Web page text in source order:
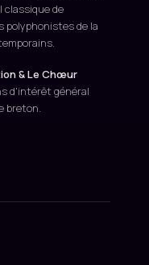
classique de
polyphonistes de la
& Le Chœur
d'intérêt général
breton.